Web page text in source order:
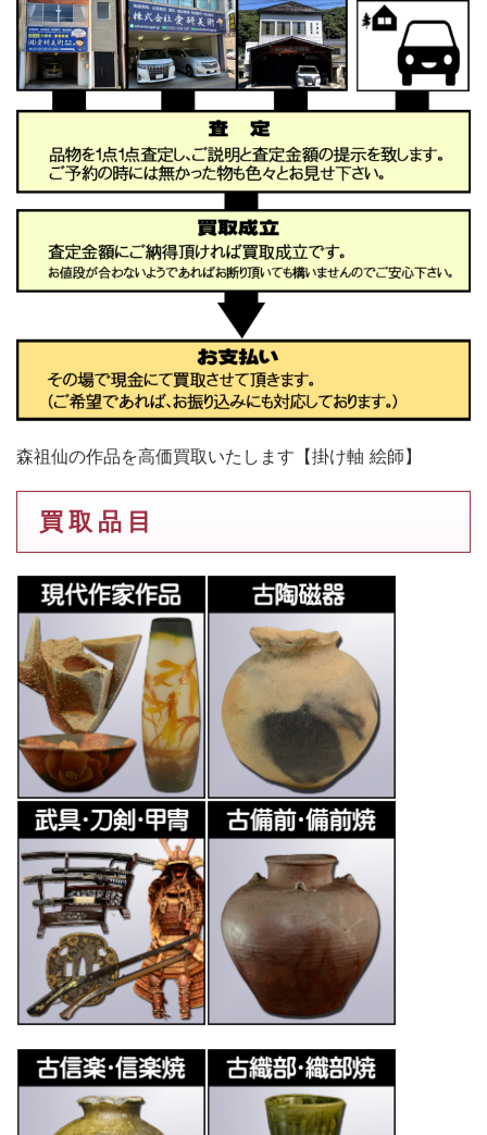
森祖仙の作品を高価買取いたします【掛け軸 絵師】
買 取 品 目